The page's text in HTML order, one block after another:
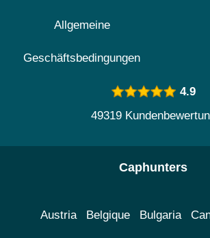
Allgemeine
Geschäftsbedingungen
4.9
49319
Caphunters
Austria Belgique Bulgaria